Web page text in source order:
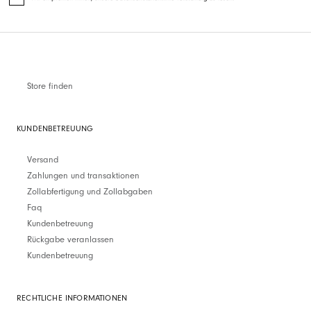
Store finden
KUNDENBETREUUNG
Versand
Zahlungen und transaktionen
Zollabfertigung und Zollabgaben
Faq
Kundenbetreuung
Rückgabe veranlassen
Kundenbetreuung
RECHTLICHE INFORMATIONEN